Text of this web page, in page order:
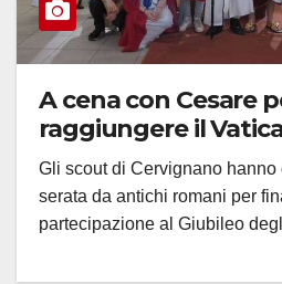
A cena con Cesare
raggiungere il
Gli scout di Cervignano hanno
serata da antichi romani per
partecipazione al Giubileo